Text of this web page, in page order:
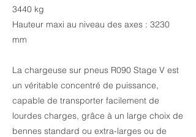
3440 kg
Hauteur maxi au niveau des axes : 3230
mm
La chargeuse sur pneus R090 Stage V est
un véritable concentré de puissance,
capable de transporter facilement de
lourdes charges, grâce à un large choix de
bennes standard ou extra-larges ou de